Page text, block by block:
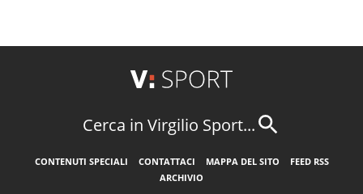
Cerca in Virgilio Sport...
CONTENUTI SPECIALI CONTATTACI MAPPA DEL SITO
FEED RSS
ARCHIVIO